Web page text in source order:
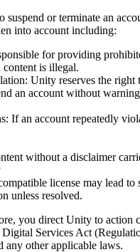
suspend or terminate an
into account including:
for providing
is illegal.
Unity reserves the right
an account without
If an account repeatedly
without a disclaimer
license may lead to
unless resolved.
you direct Unity to action
Services Act
any other applicable laws.